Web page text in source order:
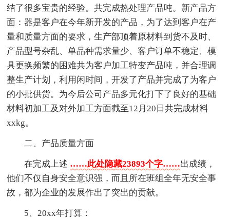
结了很多宝贵的经验。共完成热处理产品吨。新产品方
面：器是客户在今年新开发的产品，为了达到客户在产
量和质量方面的要求，生产部顶着原材料到货不及时、
产品型号杂乱、单品种需求量少、客户订单不稳定、模
具更换频繁的困难共为客户加工特变产品吨，并合理调
整生产计划，利用闲时间，开发了产品并完成了为客户
的小批供货。为今后公司产品多元化打下了良好的基础
材料初加工及对外加工方面截至12月20日共完成材料
xxkg。
二、产品质量方面
在完成上述 ……此处隐藏23893个字……出成绩，
他们不仅自身安全意识强，而且所在班组全年无安全事
故，都为企业的发展作出了突出的贡献。
5、20xx年打算：